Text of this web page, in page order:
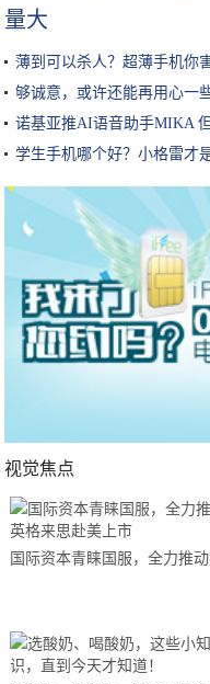
量大
薄到可以杀人？超薄手机你
够诚意，或许还能再用心一
诺基亚推AI语音助手MIKA
学生手机哪个好？小格雷才
视觉焦点
国际资本青睐国服，全力推